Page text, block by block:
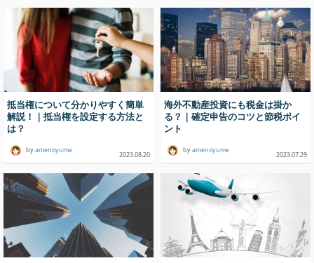
抵当権について分かりやすく簡単
解説！｜抵当権を設定する方法と
は？
byamenoyume
2023.08.20
海外不動産投資にも税金は掛か
る？｜確定申告のコツと節税ポイ
ント
byamenoyume
2023.07.29